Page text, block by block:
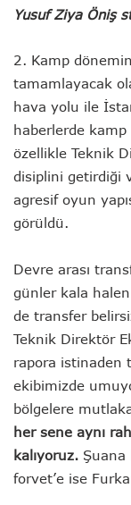
Yusuf Ziya Öniş
2. Kamp
tamamlayacak
hava yolu ile
haberlerde
özellikle Teknik
disiplini getirdiği
agresif oyun
görüldü.
Devre arası
günler kala
de transfer
Teknik Direktör
rapora istinaden
ekibimizde
bölgelere
her sene aynı
kalıyoruz. Şuana
forvet’e ise